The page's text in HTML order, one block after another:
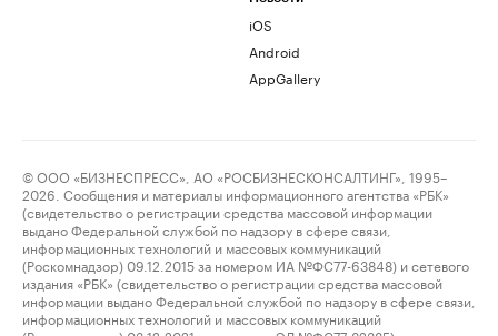
iOS
Android
AppGallery
© ООО «БИЗНЕСПРЕСС», АО «РОСБИЗНЕСКОНСАЛТИНГ», 1995–
2026. Сообщения и материалы информационного агентства «РБК»
(свидетельство о регистрации средства массовой информации
выдано Федеральной службой по надзору в сфере связи,
информационных технологий и массовых коммуникаций
(Роскомнадзор) 09.12.2015 за номером ИА №ФС77-63848) и сетевого
издания «РБК» (свидетельство о регистрации средства массовой
информации выдано Федеральной службой по надзору в сфере связи,
информационных технологий и массовых коммуникаций